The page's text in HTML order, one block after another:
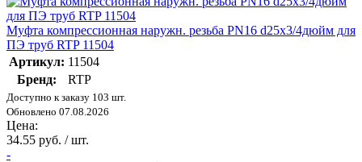
Муфта компрессионная наружн. резьба PN16 d25х3/4дюйм для
ПЭ труб RTP 11504
Артикул: 11504
Бренд:
RTP
Доступно к заказу 103 шт.
Обновлено 07.08.2026
Цена:
34.55 руб. / шт.
-